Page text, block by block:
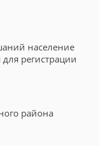
население
регистрации
района